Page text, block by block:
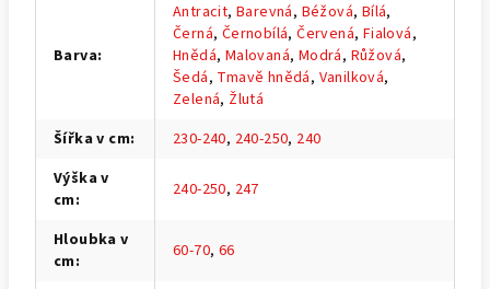
Barva:
Antracit,Barevná, Béžová, Bílá,
Černá, Černobílá,Červená, Fialová,
Hnědá, Malovaná, Modrá, Růžová,
Šedá, Tmavě hnědá, Vanilková,
Zelená, Žlutá
Šířka v cm: 230-240, 240-250, 240
Výška v
cm: 240-250, 247
Hloubka v
cm: 60-70, 66